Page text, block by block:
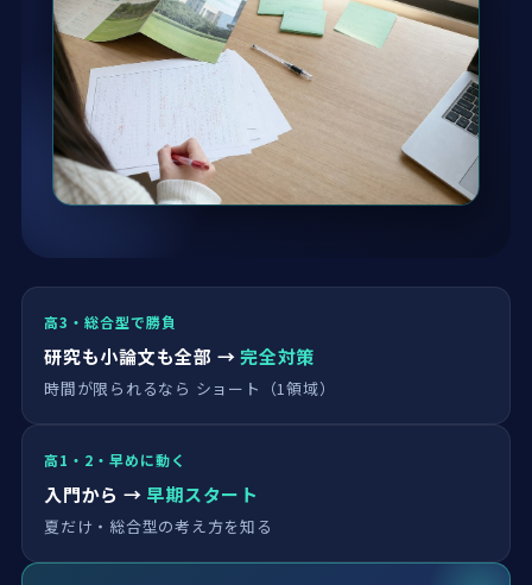
高3・総合型で勝負
研究も小論文も全部 →完全対策
時間が限られるなら ショート（1領域）
高1・2・早めに動く
入門から → 早期スタート
夏だけ・総合型の考え方を知る